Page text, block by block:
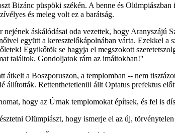
Bizánc püspöki székén. A benne és
és meleg volt ez a barátság.
nejének áskálódásai oda vezettek, hogy
együtt a keresztelőkápolnában várta. Ezekkel
Egyikőtök se hagyja el megszokott
találtok. Gondoljatok rám az imáitokban!''
átkelt a Boszporuszon, a templomban -- nem
állították. Rettenthetetlenül állt Optatus prefektus
hogy az Úrnak templomokat építsek, és fel is
Olümpiászt, hogy ismerje el az új,